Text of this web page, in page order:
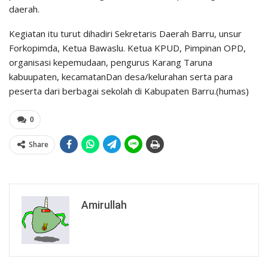
daerah.
Kegiatan itu turut dihadiri Sekretaris Daerah Barru, unsur
Forkopimda, Ketua Bawaslu. Ketua KPUD, Pimpinan OPD,
organisasi kepemudaan, pengurus Karang Taruna
kabuupaten, kecamatanDan desa/kelurahan serta para
peserta dari berbagai sekolah di Kabupaten Barru.(humas)
0
Share
Amirullah